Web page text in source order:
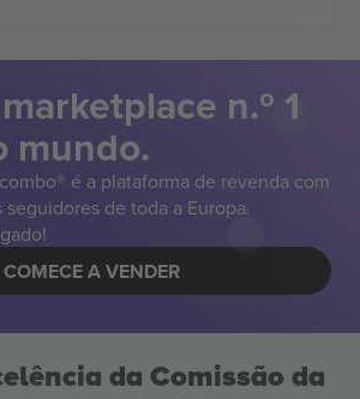
n.º 1
mundo.
é a plataforma de revenda com
seguidores de toda a Europa.
COMECE A VENDER
da Comissão da